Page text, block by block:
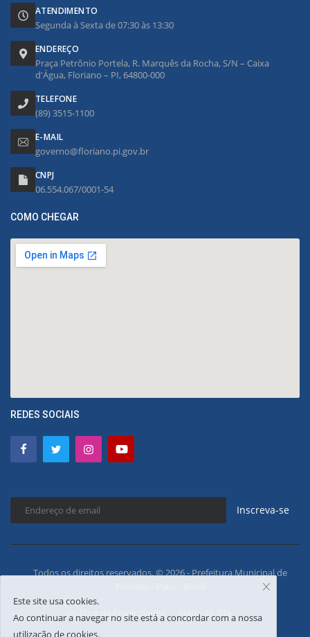
ATENDIMENTO
Segunda à Sexta de 07:30 às 13:30
ENDEREÇO
Praça Petrônio Portela, R. Marquês da Rocha, S/N – Caixa
d'Água, Floriano – PI, 64800-000
TELEFONE
(89) 3515-1100
E-MAIL
governo@floriano.pi.gov.br
CNPJ
06.554.067/0001-54
COMO CHEGAR
REDES SOCIAIS
Inscreva-se
Todos os direitos reservados. © 2026 - Prefeitura Municipal de
Política de Privacidades Mapa do Site
Este site usa cookies.
Ao continuar a navegar no site está a concordar com a nossa
utilização de cookies.